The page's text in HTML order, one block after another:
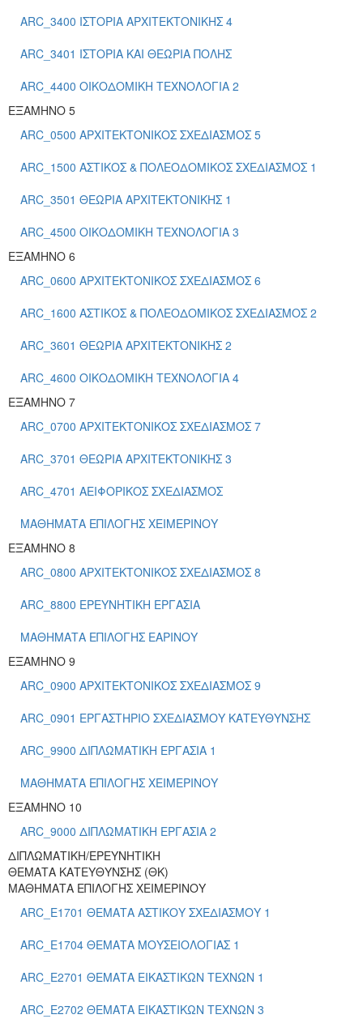
ARC_3400 ΙΣΤΟΡΙΑ ΑΡΧΙΤΕΚΤΟΝΙΚΗΣ 4
ARC_3401 ΙΣΤΟΡΙΑ ΚΑΙ ΘΕΩΡΙΑ ΠΟΛΗΣ
ARC_4400 ΟΙΚΟΔΟΜΙΚΗ ΤΕΧΝΟΛΟΓΙΑ 2
ΕΞΑΜΗΝΟ 5
ARC_0500 ΑΡΧΙΤΕΚΤΟΝΙΚΟΣ ΣΧΕΔΙΑΣΜΟΣ 5
ARC_1500 ΑΣΤΙΚΟΣ & ΠΟΛΕΟΔΟΜΙΚΟΣ ΣΧΕΔΙΑΣΜΟΣ 1
ARC_3501 ΘΕΩΡΙΑ ΑΡΧΙΤΕΚΤΟΝΙΚΗΣ 1
ARC_4500 ΟΙΚΟΔΟΜΙΚΗ ΤΕΧΝΟΛΟΓΙΑ 3
ΕΞΑΜΗΝΟ 6
ARC_0600 ΑΡΧΙΤΕΚΤΟΝΙΚΟΣ ΣΧΕΔΙΑΣΜΟΣ 6
ARC_1600 ΑΣΤΙΚΟΣ & ΠΟΛΕΟΔΟΜΙΚΟΣ ΣΧΕΔΙΑΣΜΟΣ 2
ARC_3601 ΘΕΩΡΙΑ ΑΡΧΙΤΕΚΤΟΝΙΚΗΣ 2
ARC_4600 ΟΙΚΟΔΟΜΙΚΗ ΤΕΧΝΟΛΟΓΙΑ 4
ΕΞΑΜΗΝΟ 7
ARC_0700 ΑΡΧΙΤΕΚΤΟΝΙΚΟΣ ΣΧΕΔΙΑΣΜΟΣ 7
ARC_3701 ΘΕΩΡΙΑ ΑΡΧΙΤΕΚΤΟΝΙΚΗΣ 3
ARC_4701 ΑΕΙΦΟΡΙΚΟΣ ΣΧΕΔΙΑΣΜΟΣ
ΜΑΘΗΜΑΤΑ ΕΠΙΛΟΓΗΣ ΧΕΙΜΕΡΙΝΟΥ
ΕΞΑΜΗΝΟ 8
ARC_0800 ΑΡΧΙΤΕΚΤΟΝΙΚΟΣ ΣΧΕΔΙΑΣΜΟΣ 8
ARC_8800 ΕΡΕΥΝΗΤΙΚΗ ΕΡΓΑΣΙΑ
ΜΑΘΗΜΑΤΑ ΕΠΙΛΟΓΗΣ ΕΑΡΙΝΟΥ
ΕΞΑΜΗΝΟ 9
ARC_0900 ΑΡΧΙΤΕΚΤΟΝΙΚΟΣ ΣΧΕΔΙΑΣΜΟΣ 9
ARC_0901 ΕΡΓΑΣΤΗΡΙΟ ΣΧΕΔΙΑΣΜΟΥ ΚΑΤΕΥΘΥΝΣΗΣ
ARC_9900 ΔΙΠΛΩΜΑΤΙΚΗ ΕΡΓΑΣΙΑ 1
ΜΑΘΗΜΑΤΑ ΕΠΙΛΟΓΗΣ ΧΕΙΜΕΡΙΝΟΥ
ΕΞΑΜΗΝΟ 10
ARC_9000 ΔΙΠΛΩΜΑΤΙΚΗ ΕΡΓΑΣΙΑ 2
ΔΙΠΛΩΜΑΤΙΚΗ/ΕΡΕΥΝΗΤΙΚΗ
ΘΕΜΑΤΑ ΚΑΤΕΥΘΥΝΣΗΣ (ΘΚ)
ΜΑΘΗΜΑΤΑ ΕΠΙΛΟΓΗΣ ΧΕΙΜΕΡΙΝΟΥ
ARC_E1701 ΘΕΜΑΤΑ ΑΣΤΙΚΟΥ ΣΧΕΔΙΑΣΜΟΥ 1
ARC_E1704 ΘΕΜΑΤΑ ΜΟΥΣΕΙΟΛΟΓΙΑΣ 1
ARC_E2701 ΘΕΜΑΤΑ ΕΙΚΑΣΤΙΚΩΝ ΤΕΧΝΩΝ 1
ARC_E2702 ΘΕΜΑΤΑ ΕΙΚΑΣΤΙΚΩΝ ΤΕΧΝΩΝ 3